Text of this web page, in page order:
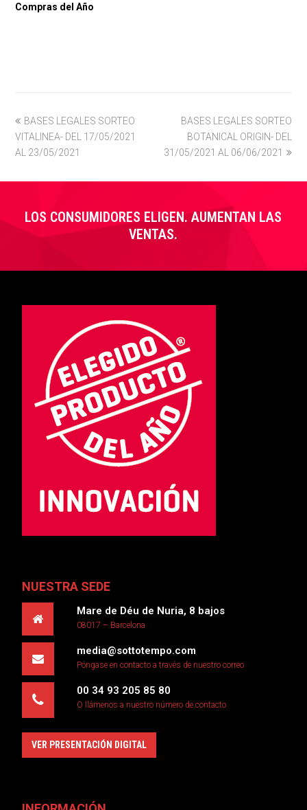
Compras del Año
previous
post:
BASES LEGALES SORTEO
VITALINEA- DEL 17/05/2021
AL 23/05/2021
next
post:
BASES LEGALES SORTEO
BOTANICAL ORIGIN- DEL
31/05/2021 AL 06/06/2021
LOS CONSUMIDORES ELIGEN. AUMENTAN LAS
VENTAS.
NUESTRA SEDE
Mare de Déu de Nuria, 8 bajos
08017 – Barcelona
media@sottotempo.com
Póngase en contacto a través de nuestro correo
00 34 93 205 85 80
O llámenos a nuestro número de contacto
VER PRESENTACIÓN DIGITAL